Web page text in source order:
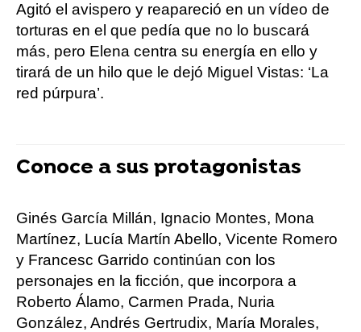
Agitó el avispero y reapareció en un vídeo de
torturas en el que pedía que no lo buscará
más, pero Elena centra su energía en ello y
tirará de un hilo que le dejó Miguel Vistas: ‘La
red púrpura’.
Conoce a sus protagonistas
Ginés García Millán, Ignacio Montes, Mona
Martínez, Lucía Martín Abello, Vicente Romero
y Francesc Garrido continúan con los
personajes en la ficción, que incorpora a
Roberto Álamo, Carmen Prada, Nuria
González, Andrés Gertrudix, María Morales,